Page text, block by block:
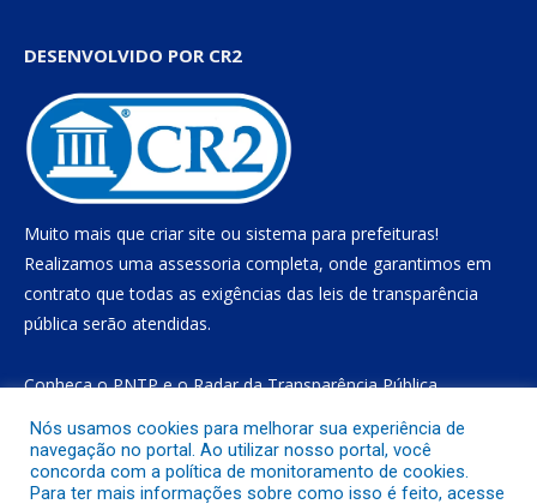
DESENVOLVIDO POR CR2
Muito mais que criar site ou sistema para prefeituras!
Realizamos uma assessoria completa, onde garantimos em
contrato que todas as exigências das leis de transparência
pública serão atendidas.
Conheça oPNTPe oRadar da Transparência Pública
Todos os direitos reservados a Prefeitura Municipal de Gurupá
Nós usamos cookies para melhorar sua experiência de
navegação no portal. Ao utilizar nosso portal, você
concorda com a política de monitoramento de cookies.
Para ter mais informações sobre como isso é feito, acesse